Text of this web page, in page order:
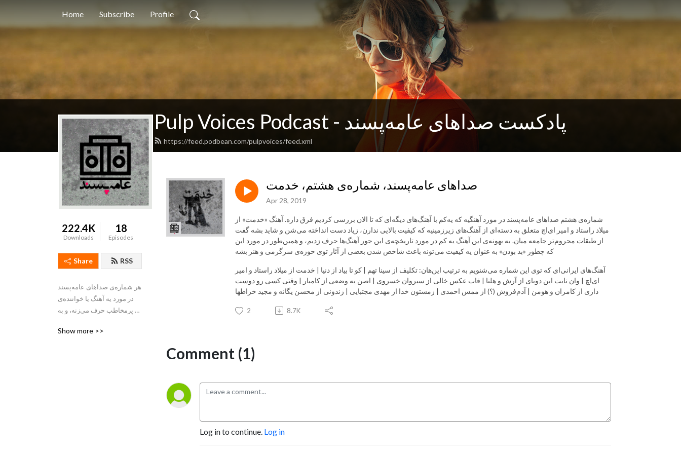
Home Subscribe Profile
Pulp Voices Podcast - پادکست صداهای عامه‌پسند
https://feed.podbean.com/pulpvoices/feed.xml
222.4K
Downloads
18
Episodes
Share RSS
هر شماره‌ی صداهای عامه‌پسند
در مورد یه آهنگ یا خواننده‌ی
پرمخاطب حرف می‌زنه، و به
در مورد مسائل دیگه
Show more >>
صداهای عامه‌پسند، شماره‌ی هشتم، خدمت
Apr 28, 2019
شماره‌ی هشتم صداهای عامه‌پسند در مورد آهنگیه که یه‌کم با آهنگ‌های دیگه‌ای که تا الان بررسی کردیم فرق داره. آهنگ «خدمت» از
میلاد راستاد و امیر ای‌اچ متعلق به دسته‌ای از آهنگ‌های زیرزمینیه که کیفیت بالایی ندارن، زیاد دست انداخته می‌شن و شاید بشه گفت
از طبقات محروم‌تر جامعه میان. به بهونه‌ی این آهنگ یه کم در مورد تاریخچه‌ی این جور آهنگ‌ها حرف زدیم، و همین‌طور در مورد این
که چطور «بد بودن» به عنوان یه کیفیت می‌تونه باعث شاخص شدن بعضی از آثار توی حوزه‌ی سرگرمی و هنر بشه
آهنگ‌های ایرانی‌ای که توی این شماره می‌شنویم به ترتیب این‌هان: تکلیف از سینا تهم | کو تا بیاد از دنیا | خدمت از میلاد راستاد و امیر
ای‌اچ | وان نایت این دوبای از آرش و هلنا | قاب عکس خالی از سیروان خسروی | اصن یه وضعی از کامیار | وقتی کسی رو دوست
داری از کامران و هومن | آدم‌فروش (؟) از ممس احمدی | زمستون خدا از مهدی مجتبایی | زندونی از محسن یگانه و مجید خراطها
2 8.7K
Comment (1)
Log in to continue. Log in